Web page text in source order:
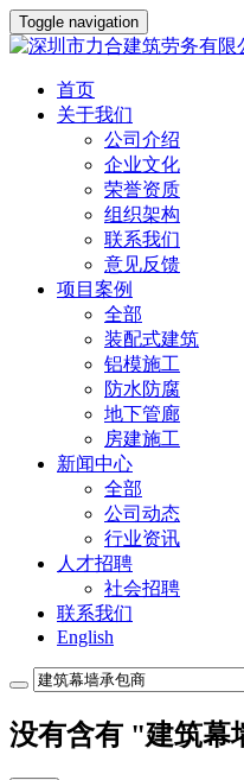
Toggle navigation
首页
关于我们
公司介绍
企业文化
荣誉资质
组织架构
联系我们
意见反馈
项目案例
全部
装配式建筑
铝模施工
防水防腐
地下管廊
房建施工
新闻中心
全部
公司动态
行业资讯
人才招聘
社会招聘
联系我们
English
没有含有 "建筑幕